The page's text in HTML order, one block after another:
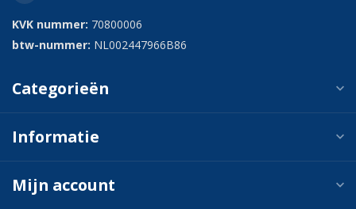
KVK nummer: 70800006
btw-nummer: NL002447966B86
Categorieën
Informatie
Mijn account